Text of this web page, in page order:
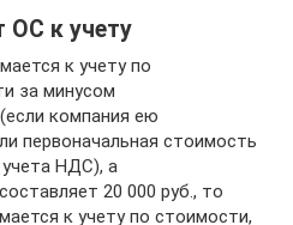
ОС к учету
к учету по
за минусом
компания ею
первоначальная стоимость
НДС), а
20 000 руб., то
к учету по стоимости,